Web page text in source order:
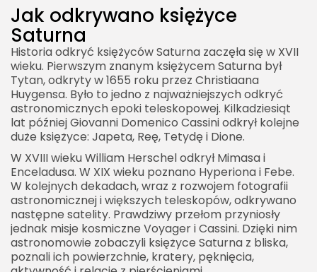
Jak odkrywano księżyce
Saturna
Historia odkryć księżyców Saturna zaczęła się w XVII
wieku. Pierwszym znanym księżycem Saturna był
Tytan, odkryty w 1655 roku przez Christiaana
Huygensa. Było to jedno z najważniejszych odkryć
astronomicznych epoki teleskopowej. Kilkadziesiąt
lat później Giovanni Domenico Cassini odkrył kolejne
duże księżyce: Japeta, Reę, Tetydę i Dione.
W XVIII wieku William Herschel odkrył Mimasa i
Enceladusa. W XIX wieku poznano Hyperiona i Febe.
W kolejnych dekadach, wraz z rozwojem fotografii
astronomicznej i większych teleskopów, odkrywano
następne satelity. Prawdziwy przełom przyniosły
jednak misje kosmiczne Voyager i Cassini. Dzięki nim
astronomowie zobaczyli księżyce Saturna z bliska,
poznali ich powierzchnie, kratery, pęknięcia,